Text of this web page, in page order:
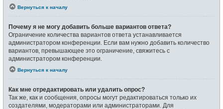
Вернуться к началу
Почему я не могу добавить больше вариантов ответа?
Ограничение количества вариантов ответа устанавливается
администратором конференции. Если вам нужно добавить количество
вариантов, превышающее это ограничение, свяжитесь с
администратором конференции.
Вернуться к началу
Как мне отредактировать или удалить опрос?
Так же, как и сообщения, опросы могут редактироваться только их
создателями, модераторами или администраторами. Для